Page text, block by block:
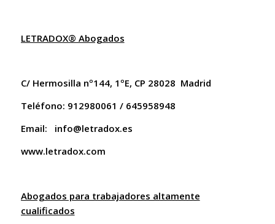
LETRADOX® Abogados
C/ Hermosilla nº144, 1ºE, CP 28028 Madrid
Teléfono: 912980061 / 645958948
Email: info@letradox.es
www.letradox.com
Abogados para trabajadores altamente
cualificados